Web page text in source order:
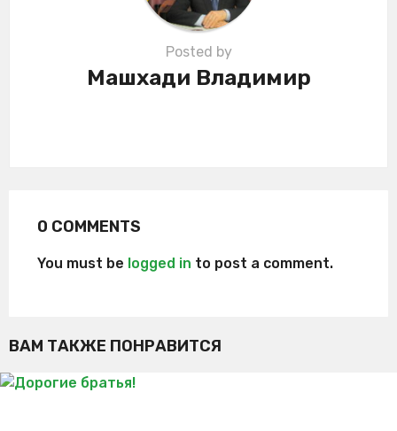
Posted by
Машхади Владимир
0 COMMENTS
You must be logged in to post a comment.
ВАМ ТАКЖЕ ПОНРАВИТСЯ